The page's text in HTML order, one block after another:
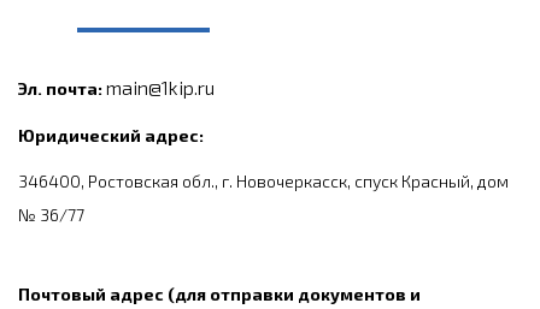
Эл. почта:main@1kip.ru
Юридический адрес:
346400, Ростовская обл., г. Новочеркасск, спуск Красный, дом
№ 36/77
Почтовый адрес (для отправки документов и